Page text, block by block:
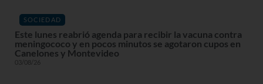
SOCIEDAD
Este lunes reabrió agenda para recibir la vacuna contra
meningococo y en pocos minutos se agotaron cupos en
Canelones y Montevideo
03/08/26